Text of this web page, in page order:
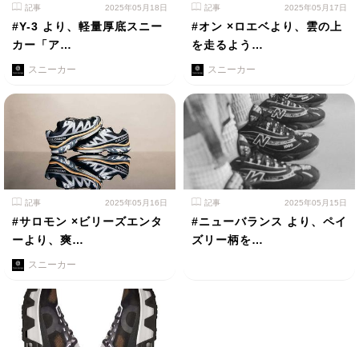
記事 2025年05月18日
#Y-3 より、軽量厚底スニー
カー「ア…
スニーカー
記事 2025年05月17日
#オン ×ロエベより、雲の上
を走るよう…
スニーカー
記事 2025年05月16日
#サロモン ×ビリーズエンタ
ーより、爽…
スニーカー
記事 2025年05月15日
#ニューバランス より、ペイ
ズリー柄を…